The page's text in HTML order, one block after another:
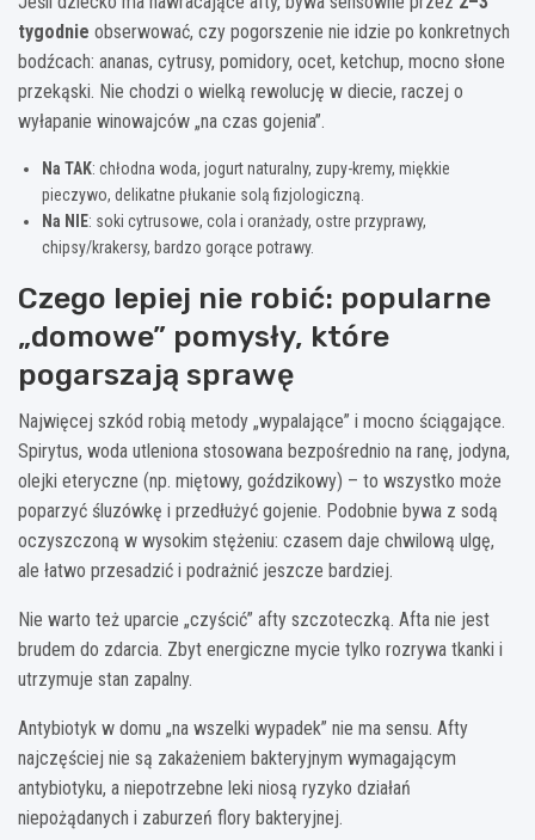
tygodnie obserwować, czy pogorszenie nie idzie po konkretnych
bodźcach: ananas, cytrusy, pomidory, ocet, ketchup, mocno słone
przekąski. Nie chodzi o wielką rewolucję w diecie, raczej o
wyłapanie winowajców „na czas gojenia”.
Na TAK: chłodna woda, jogurt naturalny, zupy-kremy, miękkie
pieczywo, delikatne płukanie solą fizjologiczną.
Na NIE: soki cytrusowe, cola i oranżady, ostre przyprawy,
chipsy/krakersy, bardzo gorące potrawy.
Czego lepiej nie robić: popularne
„domowe” pomysły, które
pogarszają sprawę
Najwięcej szkód robią metody „wypalające” i mocno ściągające.
Spirytus, woda utleniona stosowana bezpośrednio na ranę, jodyna,
olejki eteryczne (np. miętowy, goździkowy) – to wszystko może
poparzyć śluzówkę i przedłużyć gojenie. Podobnie bywa z sodą
oczyszczoną w wysokim stężeniu: czasem daje chwilową ulgę,
ale łatwo przesadzić i podrażnić jeszcze bardziej.
Nie warto też uparcie „czyścić” afty szczoteczką. Afta nie jest
brudem do zdarcia. Zbyt energiczne mycie tylko rozrywa tkanki i
utrzymuje stan zapalny.
Antybiotyk w domu „na wszelki wypadek” nie ma sensu. Afty
najczęściej nie są zakażeniem bakteryjnym wymagającym
antybiotyku, a niepotrzebne leki niosą ryzyko działań
niepożądanych i zaburzeń flory bakteryjnej.